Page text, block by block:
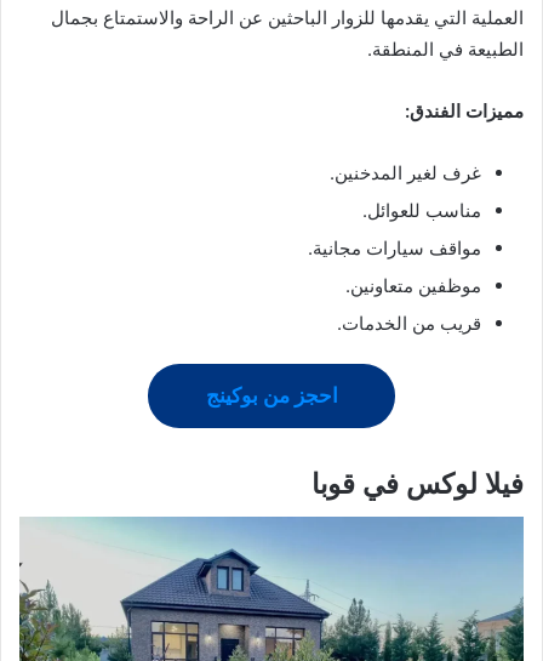
العملية التي يقدمها للزوار الباحثين عن الراحة والاستمتاع بجمال
الطبيعة في المنطقة.
مميزات الفندق:
غرف لغير المدخنين.
مناسب للعوائل.
مواقف سيارات مجانية.
موظفين متعاونين.
قريب من الخدمات.
احجز من بوكينج
فيلا لوكس في قوبا